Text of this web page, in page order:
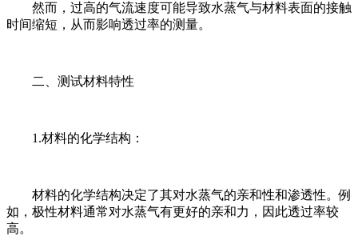
然而，过高的气流速度可能导致水蒸气与材料表面的接触
时间缩短，从而影响透过率的测量。
二、测试材料特性
1.材料的化学结构：
材料的化学结构决定了其对水蒸气的亲和性和渗透性。例
如，极性材料通常对水蒸气有更好的亲和力，因此透过率较
高。